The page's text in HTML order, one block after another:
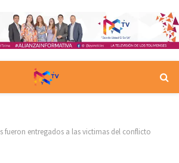
fueron entregados a las victimas del conflicto